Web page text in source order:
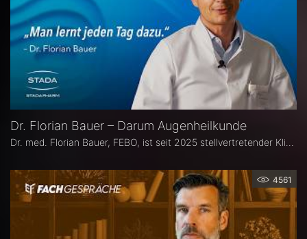
Dr. Florian Bauer – Darum Augenheilkunde
4561